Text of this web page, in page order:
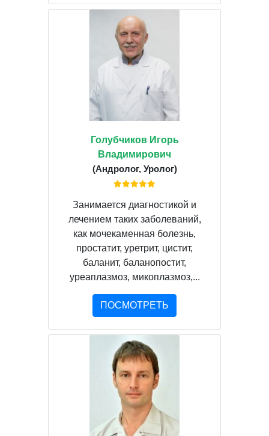
Голубчиков Игорь
Владимирович
(Андролог, Уролог)
Занимается диагностикой и
лечением таких заболеваний,
как мочекаменная болезнь,
простатит, уретрит, цистит,
баланит, баланопостит,
уреаплазмоз, микоплазмоз,...
ПОСМОТРЕТЬ